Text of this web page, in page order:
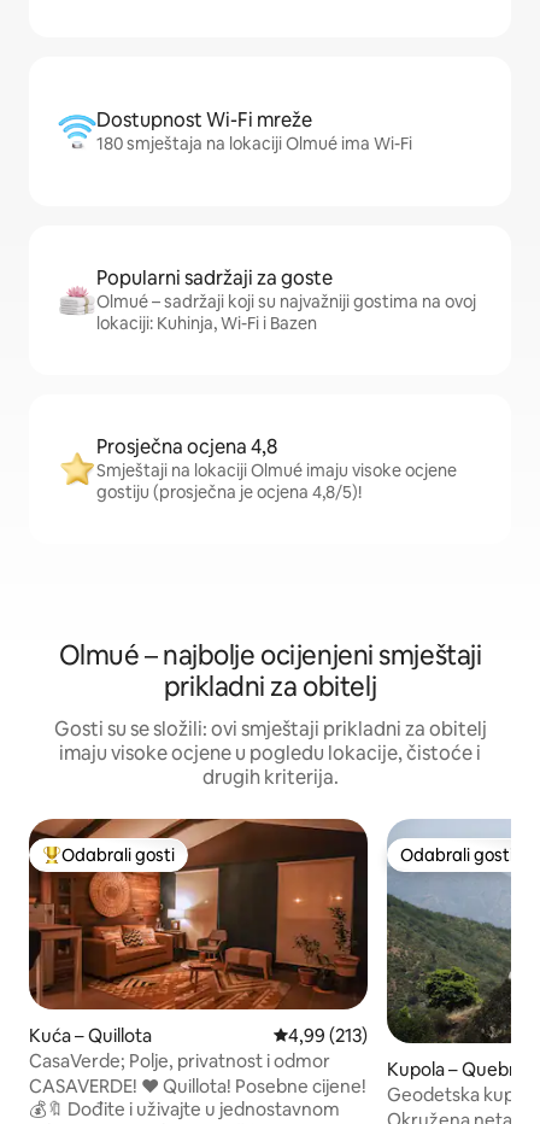
Dostupnost Wi-Fi mreže
180 smještaja na lokaciji Olmué ima Wi-Fi
Popularni sadržaji za goste
Olmué – sadržaji koji su najvažniji gostima na ovoj
lokaciji: Kuhinja, Wi-Fi i Bazen
Prosječna ocjena 4,8
Smještaji na lokaciji Olmué imaju visoke ocjene
gostiju (prosječna je ocjena 4,8/5)!
Olmué – najbolje ocijenjeni smještaji
prikladni za obitelj
Gosti su se složili: ovi smještaji prikladni za obitelj
imaju visoke ocjene u pogledu lokacije, čistoće i
drugih kriterija.
Među najviše rangiranima s oznakom „Odabrali gosti”
Odabrali gosti
Kuća – Quillota Prosječna ocjena: 4,99/5,
4,99 (213)
CasaVerde; Polje, privatnost i odmor
CASAVERDE! ❤️ Quillota! Posebne cijene!
💰🔖 Dođite i uživajte u jednostavnom
Odabrali gosti
Odabrali gosti
Kupola –
ado
Geodetska
rezervata